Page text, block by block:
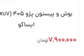
ایساکو
7,900,000تومان